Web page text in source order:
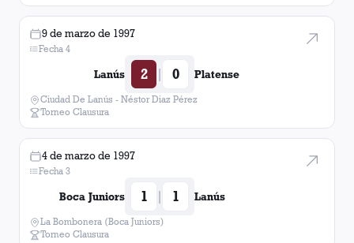
9 de marzo de 1997
Fecha 4
Lanús 2 | 0 Platense
Ciudad De Lanús - Néstor Diaz Pérez
Torneo Clausura
4 de marzo de 1997
Fecha 3
Boca Juniors 1 | 1 Lanús
La Bombonera (Boca Juniors)
Torneo Clausura